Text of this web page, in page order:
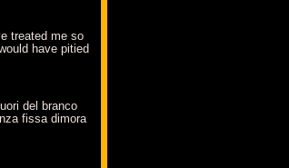
treated me so
have pitied
del branco
fissa dimora